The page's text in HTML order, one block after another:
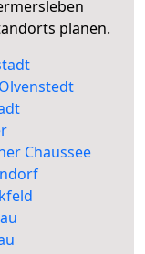
planen.
Chaussee